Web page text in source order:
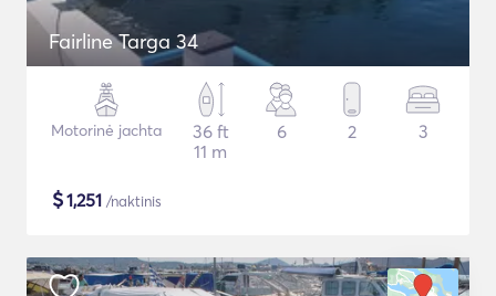
Fairline Targa 34
Motorinė jachta
36 ft
11 m
6 2 3
$1,251 /naktinis